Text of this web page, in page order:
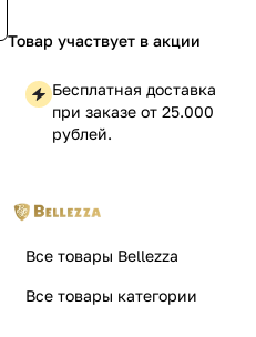
Товар участвует в акции
Бесплатная доставка
при заказе от 25.000
рублей.
Все товары Bellezza
Все товары категории